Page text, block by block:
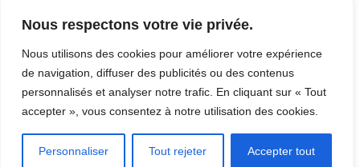
Nous respectons votre vie privée.
Nous utilisons des cookies pour améliorer votre expérience
de navigation, diffuser des publicités ou des contenus
personnalisés et analyser notre trafic. En cliquant sur « Tout
accepter », vous consentez à notre utilisation des cookies.
Personnaliser Tout rejeter Accepter tout
© Adrien Bonetto – Agence Digitale B –
Tous droits réservés
Mentions légales